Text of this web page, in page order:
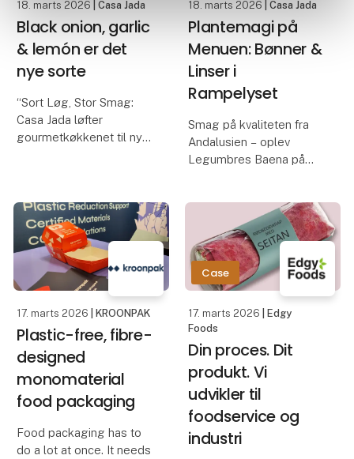
18. marts 2026 | Casa Jada
Black onion, garlic
& lemón er det
nye sorte
“Sort Løg, Stor Smag:
Casa Jada løfter
gourmetkøkkenet til nye
hvidløg til det eksklusive
sorte løg
Casa Jada har allerede
markeret sig som en af
Danm
18. marts 2026 | Casa Jada
Plantemagi på
Menuen: Bønner &
Linser i
Rampelyset
Smag på kvaliteten fra
Andalusien – oplev
Legumbres Baena på
Når kvalitet og pris skal
gå hånd i hånd, er råvarer
afgørende. På Foodexpo
præsenterer Casa Jada
et nøje udvalgt
17. marts 2026 | KROONPAK
Plastic-free, fibre-
designed
monomaterial
food packaging
Food packaging has to
do a lot at once. It needs
Case
17. marts 2026
| Edgy
Foods
Din proces. Dit
produkt. Vi
udvikler til
foodservice og
industri